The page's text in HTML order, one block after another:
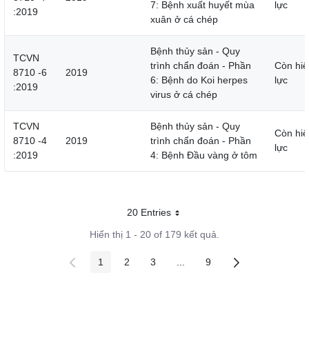
:2019
7: Bệnh xuất huyết mùa
xuân ở cá chép
lực
TCVN
8710 -6
:2019
2019
Bệnh thủy sản - Quy
trình chẩn đoán - Phần
6: Bệnh do Koi herpes
virus ở cá chép
Còn
lực
TCVN
8710 -4
:2019
2019
Bệnh thủy sản - Quy
trình chẩn đoán - Phần
4: Bệnh Đầu vàng ở tôm
Còn
lực
20 EntriesMỗi trang
Hiển thị 1 - 20 of 179 kết quả.
Các trang trên cổng
1 Các trang trên cổng
2 Các trang trên cổng
3 Các trang trung gian
Các trang trên cổng
9